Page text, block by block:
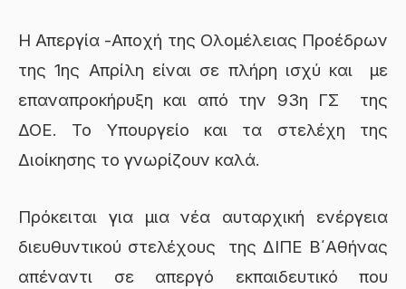
Η Απεργία -Αποχή της Ολομέλειας Προέδρων
της 1ης Απρίλη είναι σε πλήρη ισχύ και με
επαναπροκήρυξη και από την 93η ΓΣ της
ΔΟΕ. Το Υπουργείο και τα στελέχη της
Διοίκησης το γνωρίζουν καλά.
Πρόκειται για μια νέα αυταρχική ενέργεια
διευθυντικού στελέχους της ΔΙΠΕ Β΄Αθήνας
απέναντι σε απεργό εκπαιδευτικό που